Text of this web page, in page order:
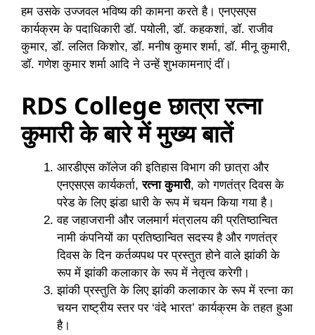
हम उसके उज्जवल भविष्य की कामना करते है। एनएसएस
कार्यक्रम के पदाधिकारी डॉ. पयोली, डॉ. कहकशां, डॉ. राजीव
कुमार, डॉ. ललित किशोर, डॉ. मनीष कुमार शर्मा, डॉ. मीनू कुमारी,
डॉ. गणेश कुमार शर्मा आदि ने उन्हें शुभकामनाएं दीं।
RDS College छात्रा रत्ना
कुमारी के बारे में मुख्य बातें
आरडीएस कॉलेज की इतिहास विभाग की छात्रा और
एनएसएस कार्यकर्ता,रत्ना कुमारी, को गणतंत्र दिवस के
परेड के लिए झंडा धारी के रूप में चयन किया गया है।
वह जहाजरानी और जलमार्ग मंत्रालय की प्रतिष्ठान्वित
नामी कंपनियों का प्रतिष्ठान्वित सदस्य है और गणतंत्र
दिवस के दिन कर्तव्यपथ पर प्रस्तुत होने वाले झांकी के
रूप में झांकी कलाकार के रूप में नेतृत्व करेगी।
झांकी प्रस्तुति के लिए झांकी कलाकार के रूप में रत्ना का
चयन राष्ट्रीय स्तर पर ‘वंदे भारत’ कार्यक्रम के तहत हुआ
है।